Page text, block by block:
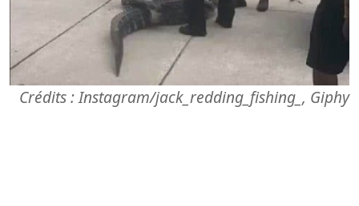
Crédits : Instagram/jack_redding_fishing_, Giphy